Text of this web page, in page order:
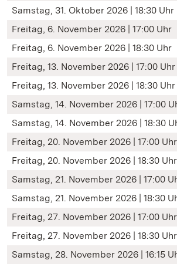
Samstag, 31. Oktober 2026 | 18:30 Uhr
Freitag, 6. November 2026 | 17:00 Uhr
Freitag, 6. November 2026 | 18:30 Uhr
Freitag, 13. November 2026 | 17:00 Uhr
Freitag, 13. November 2026 | 18:30 Uhr
Samstag, 14. November 2026 | 17:00
Samstag, 14. November 2026 | 18:30
Freitag, 20. November 2026 | 17:00 Uhr
Freitag, 20. November 2026 | 18:30 Uhr
Samstag, 21. November 2026 | 17:00
Samstag, 21. November 2026 | 18:30
Freitag, 27. November 2026 | 17:00 Uhr
Freitag, 27. November 2026 | 18:30 Uhr
Samstag, 28. November 2026 | 16:15